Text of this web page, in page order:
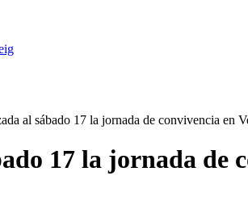
al sábado 17 la jornada de convivencia en
17 la jornada de